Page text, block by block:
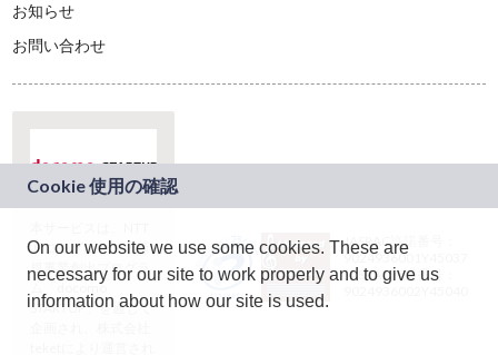
お知らせ
お問い合わせ
ドコモグループの新
規事業創出プログラ
ム「docomo
STARTUP」を通じて
JASRAC許諾番号：
9024936001Y45037
JASRAC許諾番号：
On our website we use some cookies. These are
necessary for our site to work properly and to give us
information about how our site is used.